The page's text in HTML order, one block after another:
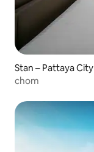
Stan – Pattaya City
chom